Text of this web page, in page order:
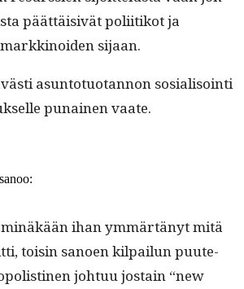
päät­täi­sivät poli­itikot ja
sijaan.
asun­to­tuotan­non sosial­isoin­ti
punainen vaate.
sanoo:
ihan ymmärtänyt mitä
toisin sanoen kil­pailun puute­
johtuu jostain “new